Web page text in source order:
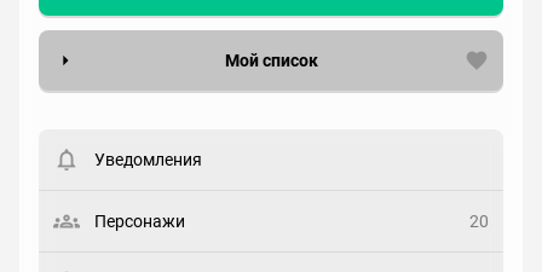
Мой список
Статус
Уведомления
Персонажи 20